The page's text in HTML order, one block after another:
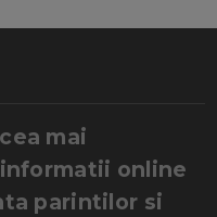
mai
online
parintilor si